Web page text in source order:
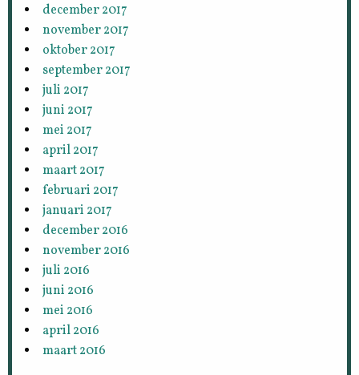
december 2017
november 2017
oktober 2017
september 2017
juli 2017
juni 2017
mei 2017
april 2017
maart 2017
februari 2017
januari 2017
december 2016
november 2016
juli 2016
juni 2016
mei 2016
april 2016
maart 2016